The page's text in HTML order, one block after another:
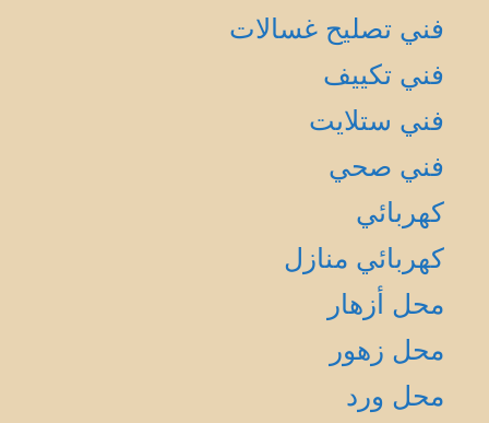
فني تصليح غسالات
فني تكييف
فني ستلايت
فني صحي
كهربائي
كهربائي منازل
محل أزهار
محل زهور
محل ورد